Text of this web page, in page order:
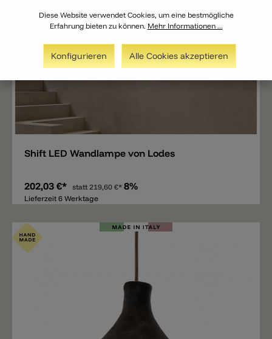
Merken
Shift LED Wandlampe von Lodes
202,03 €* statt219,60 €* 8%
Lieferzeit 6 Werktage
Diese Website verwendet Cookies, um eine bestmögliche
Erfahrung bieten zu können. Mehr Informationen ...
Konfigurieren Alle Cookies akzeptieren